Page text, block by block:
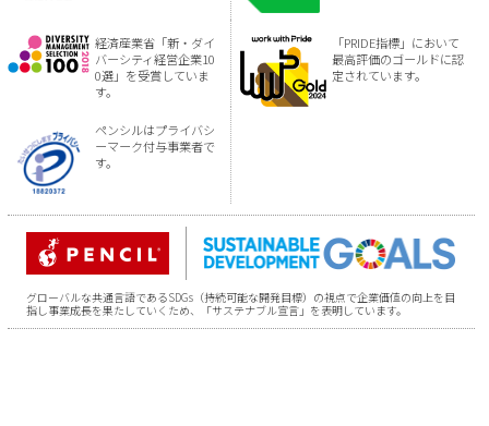
経済産業省「新・ダイ
バーシティ経営企業10
0選」を受賞していま
す。
「PRIDE指標」において
最高評価のゴールドに認
定されています。
ペンシルはプライバシ
ーマーク付与事業者で
す。
グローバルな共通言語であるSDGs（持続可能な開発目標）の視点で企業価値の向上を目
指し事業成長を果たしていくため、「サステナブル宣言」を表明しています。